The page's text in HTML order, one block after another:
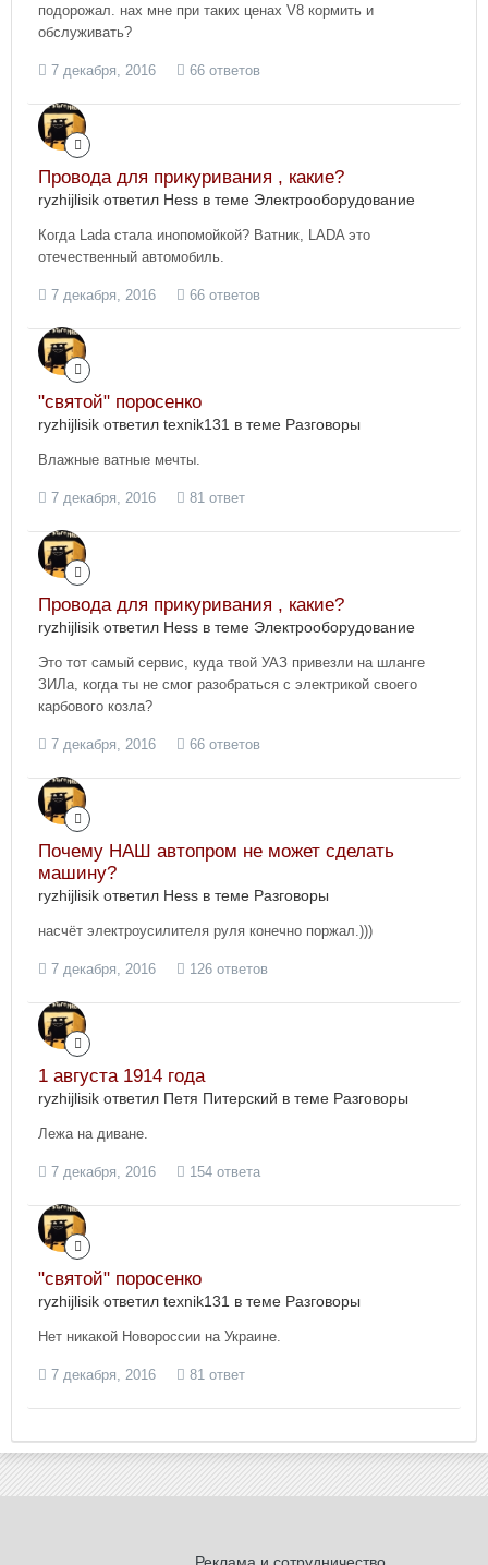
подорожал. нах мне при таких ценах V8 кормить и
обслуживать?
7 декабря, 2016 66 ответов
Провода для прикуривания , какие?
ryzhijlisik ответил Hess в теме Электрооборудование
Когда Lada стала инопомойкой? Ватник, LADA это
отечественный автомобиль.
7 декабря, 2016 66 ответов
"святой" поросенко
ryzhijlisik ответил texnik131 в теме Разговоры
Влажные ватные мечты.
7 декабря, 2016 81 ответ
Провода для прикуривания , какие?
ryzhijlisik ответил Hess в теме Электрооборудование
Это тот самый сервис, куда твой УАЗ привезли на шланге
ЗИЛа, когда ты не смог разобраться с электрикой своего
карбового козла?
7 декабря, 2016 66 ответов
Почему НАШ автопром не может сделать
машину?
ryzhijlisik ответил Hess в теме Разговоры
насчёт электроусилителя руля конечно поржал.)))
7 декабря, 2016 126 ответов
1 августа 1914 года
ryzhijlisik ответил Петя Питерский в теме Разговоры
Лежа на диване.
7 декабря, 2016 154 ответа
"святой" поросенко
ryzhijlisik ответил texnik131 в теме Разговоры
Нет никакой Новороссии на Украине.
7 декабря, 2016 81 ответ
Реклама и сотрудничество